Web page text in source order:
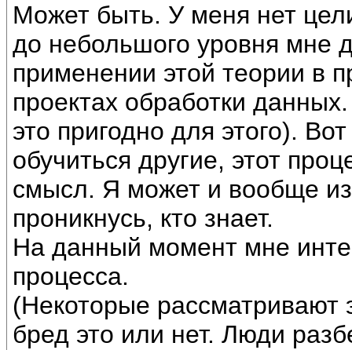
Может быть. У меня нет
до небольшого уровня мне
применении этой теории в
проектах обработки
это пригодно для этого).
обучиться другие, этот
смысл. Я может и вообще
проникнусь, кто знает.
На данный момент мне
процесса.
(Некоторые рассматривают
бред это или нет. Люди